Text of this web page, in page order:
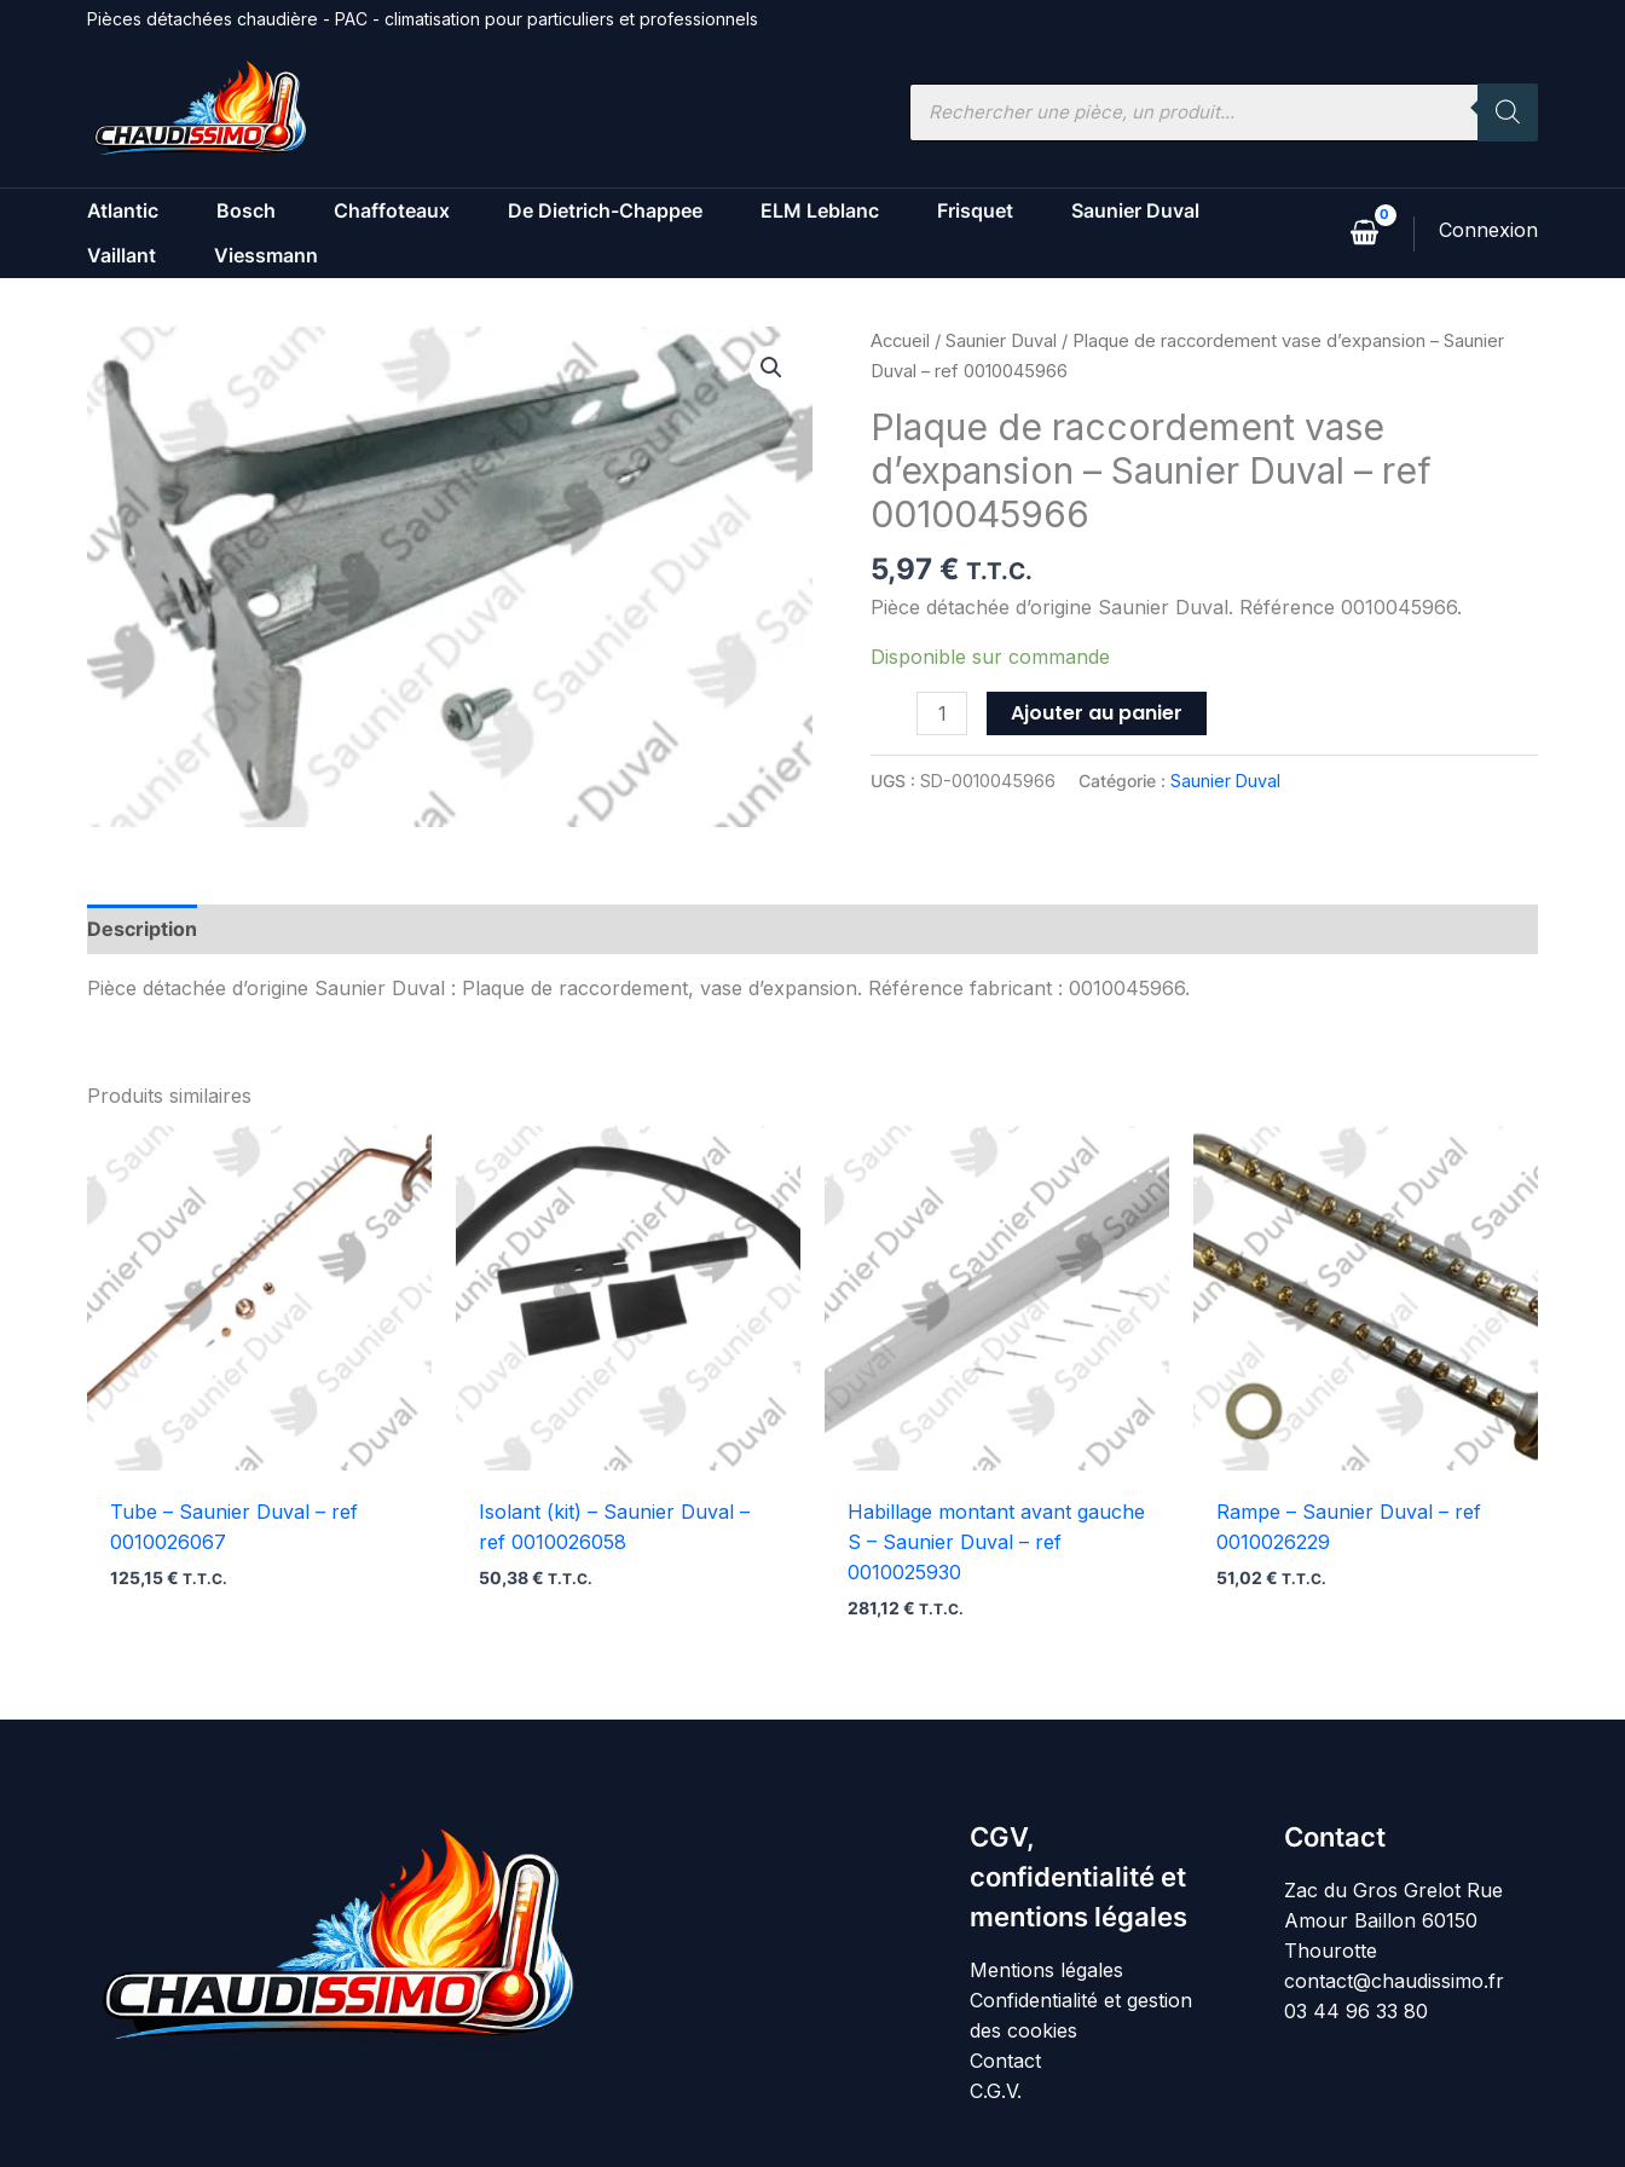
Pièces détachées chaudière - PAC - climatisation pour particuliers et professionnels
Recherche
Atlantic Bosch Chaffoteaux De Dietrich-Chappee ELM Leblanc Frisquet
Saunier Duval
Vaillant
Viessmann
Accueil / Saunier Duval / Plaque de raccordement vase d’expansion – Saunier
Duval – ref 0010045966
Plaque de raccordement vase
d’expansion – Saunier Duval – ref
0010045966
5,97 € T.T.C.
Pièce détachée d’origine Saunier Duval. Référence 0010045966.
Disponible sur commande
quantité
de
de
raccordement
vase
d'expansion
-
Saunier
Duval
0010045966
Ajouter au panier
UGS : SD-0010045966 Catégorie : Saunier Duval
Description
Pièce détachée d’origine Saunier Duval : Plaque de raccordement, vase d’expansion. Référence fabricant : 0010045966.
Produits similaires
Tube – Saunier Duval – ref
0010026067
125,15€ T.T.C.
Isolant (kit) – Saunier Duval –
ref 0010026058
50,38€ T.T.C.
Habillage montant avant gauche
S – Saunier Duval – ref
0010025930
281,12€ T.T.C.
Rampe – Saunier Duval – ref
0010026229
51,02€ T.T.C.
CGV,
confidentialité et
mentions légales
Mentions légales
Confidentialité et gestion
des cookies
Contact
C.G.V.
Contact
Zac du Gros Grelot Rue
Amour Baillon 60150
Thourotte
contact@chaudissimo.fr
03 44 96 33 80